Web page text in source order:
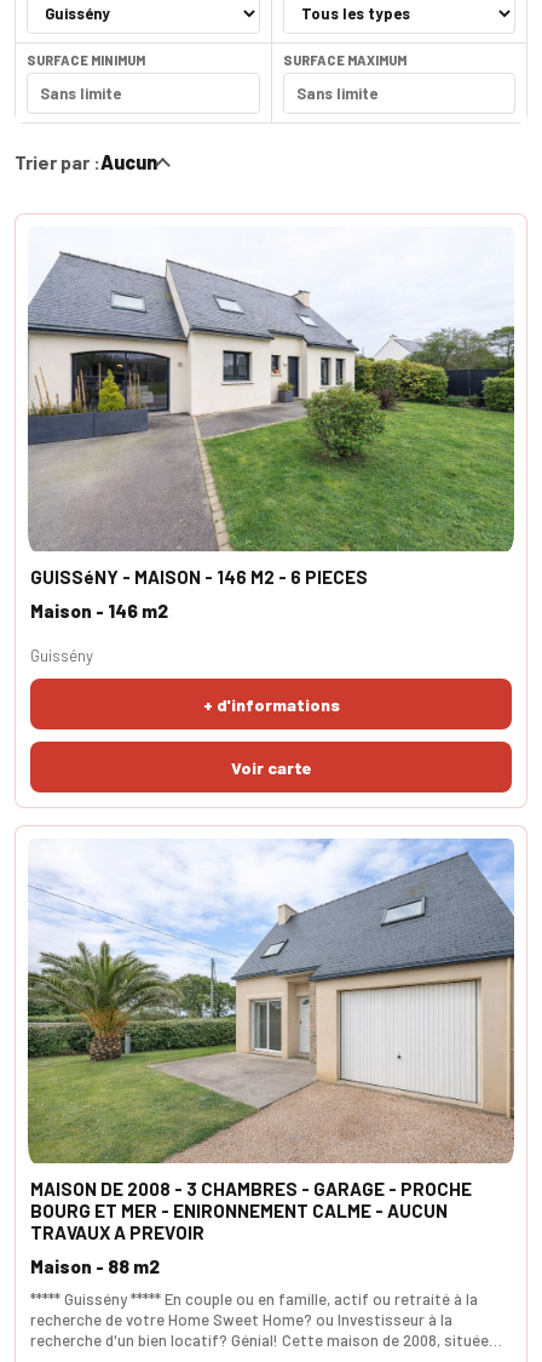
SURFACE MINIMUM SURFACE MAXIMUM
Trier par :Aucun
GUISSéNY - MAISON - 146 M2 - 6 PIECES
Maison - 146 m2
+ d'informations
Guissény
MAISON DE 2008 - 3 CHAMBRES - GARAGE - PROCHE
BOURG ET MER - ENIRONNEMENT CALME - AUCUN
TRAVAUX A PREVOIR
***** Guissény ***** En couple ou en famille, actif ou retraité à la
recherche de votre Home Sweet Home? ou Investisseur à la
recherche d'un bien locatif? Génial! Cette maison de 2008, située
Maison - 88 m2